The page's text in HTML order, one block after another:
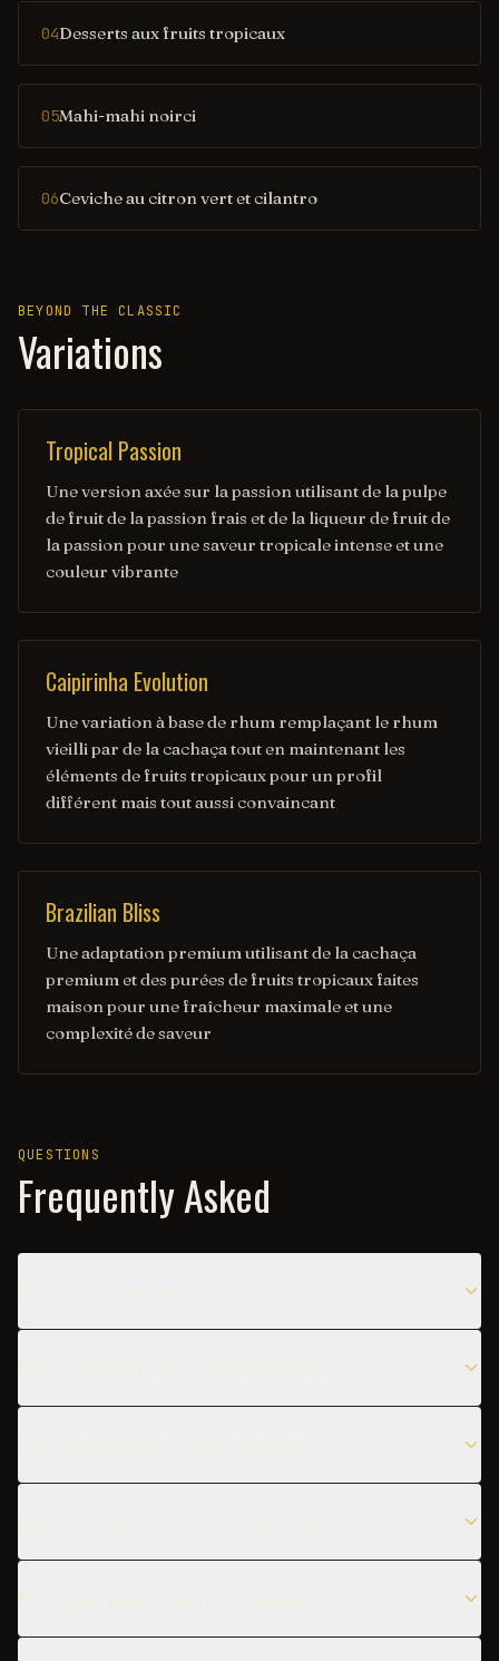
04Desserts aux fruits tropicaux
05Mahi-mahi noirci
06Ceviche au citron vert et cilantro
BEYOND THE CLASSIC
Variations
Tropical Passion
Une version axée sur la passion utilisant de la pulpe
de fruit de la passion frais et de la liqueur de fruit de
la passion pour une saveur tropicale intense et une
couleur vibrante
Caipirinha Evolution
Une variation à base de rhum remplaçant le rhum
vieilli par de la cachaça tout en maintenant les
éléments de fruits tropicaux pour un profil
différent mais tout aussi convaincant
Brazilian Bliss
Une adaptation premium utilisant de la cachaça
premium et des purées de fruits tropicaux faites
maison pour une fraîcheur maximale et une
complexité de saveur
QUESTIONS
Frequently Asked